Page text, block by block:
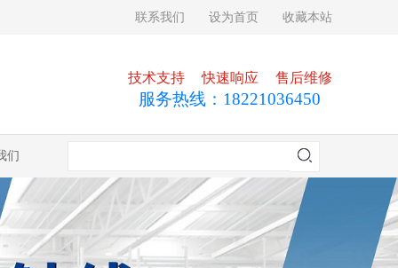
收藏本站
设为首页
联系我们
技术支持 快速响应 售后维修
服务热线： 18221036450
们